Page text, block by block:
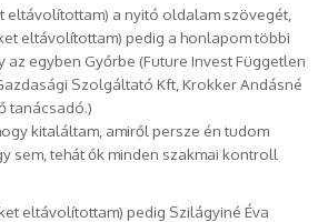
eltávolítottam) a nyitó oldalam szövegét,
eltávolítottam) pedig a honlapom többi
egyben Győrbe (Future Invest Független
Szolgáltató Kft, Krokker Andásné
tanácsadó.)
kitaláltam, amiről persze én tudom
sem, tehát ők minden szakmai kontroll
eltávolítottam) pedig Szilágyiné Éva